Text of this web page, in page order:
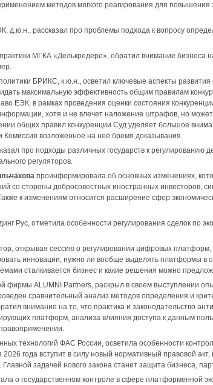
методов мягкого реагирования для
д.ю.н., рассказал про проблемы подхода к вопросу
МГКА «Делькредере», обратил внимание бизнеса
БРИКС, к.ю.н., осветил ключевые аспекты развития
максимальную эффективность общим правилам
ЕЭК, в рамках проведения оценки состояния
хотя и не влечет наложение штрафов, но
общих правил конкуренции Суд уделяет большое
Комиссия возложенное на неё бремя доказывания.
про подходы различных государств к регулированию
регуляторов.
проинформировала об основных изменениях,
стороны добросовестных иностранных инвесторов,
к изменениям относится расширение сфер
Рус, отметила особенности регулирования сделок по
открывая сессию о регулировании цифровых
инновации, нужно ли вообще выделять платформы в
сталкивается бизнес и какие решения можно
фирмы ALUMNI Partners, раскрыл в своем выступлении
сравнительный анализ методов определения и
внимание на то, что практика и законодательство
платформ, анализа влияния доступа к данным
технологий ФАС России, осветила особенности
года вступит в силу новый нормативный правовой акт,
задачей нового закона станет защита бизнеса,
о государственном контроле в сфере платформенной